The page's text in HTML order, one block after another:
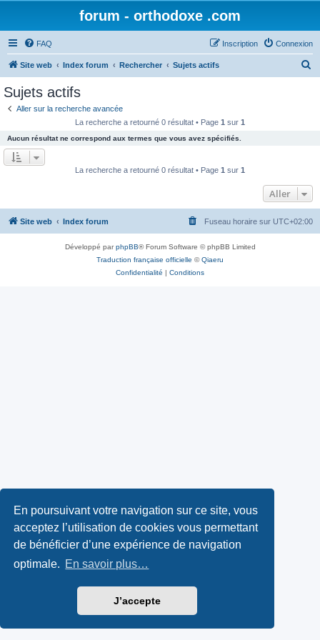
En poursuivant votre navigation sur ce site, vous
acceptez l’utilisation de cookies vous permettant
de bénéficier d’une expérience de navigation
optimale. En savoir plus…
J’accepte
forum - orthodoxe .com
FAQ Connexion
Inscription
Site web Index forum Rechercher Sujets actifs
e
r
Sujets actifs
Aller sur la recherche avancée
La recherche a retourné 0 résultat • Page 1 sur 1
Aucun résultat ne correspond aux termes que vous avez spécifiés.
La recherche a retourné 0 résultat • Page 1 sur 1
Aller
Site web Index forum Fuseau horaire sur UTC+02:00
Développé parphpBB® Forum Software © phpBB Limited
Traduction française officielle ©Qiaeru
Confidentialité | Conditions